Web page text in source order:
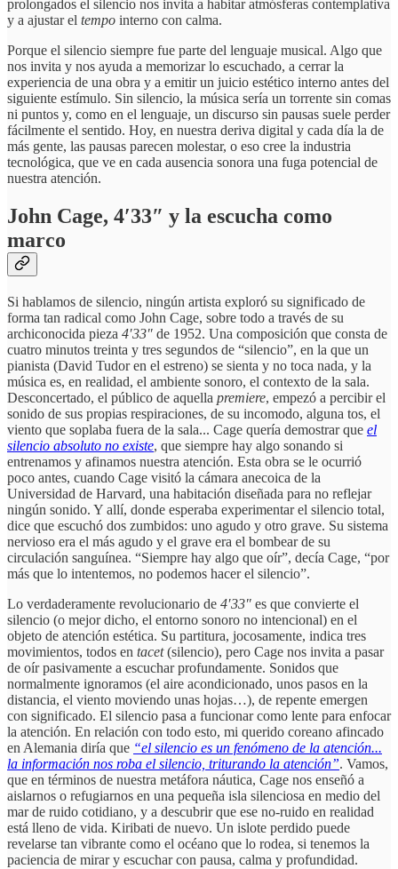
prolongados el silencio nos invita a habitar atmósferas contemplativa
y a ajustar el tempo interno con calma.
Porque el silencio siempre fue parte del lenguaje musical. Algo que
nos invita y nos ayuda a memorizar lo escuchado, a cerrar la
experiencia de una obra y a emitir un juicio estético interno antes del
siguiente estímulo. Sin silencio, la música sería un torrente sin comas
ni puntos y, como en el lenguaje, un discurso sin pausas suele perder
fácilmente el sentido. Hoy, en nuestra deriva digital y cada día la de
más gente, las pausas parecen molestar, o eso cree la industria
tecnológica, que ve en cada ausencia sonora una fuga potencial de
nuestra atención.
John Cage, 4′33″ y la escucha como
marco
Si hablamos de silencio, ningún artista exploró su significado de
forma tan radical como John Cage, sobre todo a través de su
archiconocida pieza 4′33″ de 1952. Una composición que consta de
cuatro minutos treinta y tres segundos de “silencio”, en la que un
pianista (David Tudor en el estreno) se sienta y no toca nada, y la
música es, en realidad, el ambiente sonoro, el contexto de la sala.
Desconcertado, el público de aquella premiere, empezó a percibir el
sonido de sus propias respiraciones, de su incomodo, alguna tos, el
viento que soplaba fuera de la sala... Cage quería demostrar que el
silencio absoluto no existe, que siempre hay algo sonando si
entrenamos y afinamos nuestra atención. Esta obra se le ocurrió
poco antes, cuando Cage visitó la cámara anecoica de la
Universidad de Harvard, una habitación diseñada para no reflejar
ningún sonido. Y allí, donde esperaba experimentar el silencio total,
dice que escuchó dos zumbidos: uno agudo y otro grave. Su sistema
nervioso era el más agudo y el grave era el bombear de su
circulación sanguínea. “Siempre hay algo que oír”, decía Cage, “por
más que lo intentemos, no podemos hacer el silencio”.
Lo verdaderamente revolucionario de 4′33″ es que convierte el
silencio (o mejor dicho, el entorno sonoro no intencional) en el
objeto de atención estética. Su partitura, jocosamente, indica tres
movimientos, todos en tacet(silencio), pero Cage nos invita a pasar
de oír pasivamente a escuchar profundamente. Sonidos que
normalmente ignoramos (el aire acondicionado, unos pasos en la
distancia, el viento moviendo unas hojas…), de repente emergen
con significado. El silencio pasa a funcionar como lente para enfocar
la atención. En relación con todo esto, mi querido coreano afincado
en Alemania diría que “el silencio es un fenómeno de la atención...
la información nos roba el silencio, triturando la atención”. Vamos,
que en términos de nuestra metáfora náutica, Cage nos enseñó a
aislarnos o refugiarnos en una pequeña isla silenciosa en medio del
mar de ruido cotidiano, y a descubrir que ese no-ruido en realidad
está lleno de vida. Kiribati de nuevo. Un islote perdido puede
revelarse tan vibrante como el océano que lo rodea, si tenemos la
paciencia de mirar y escuchar con pausa, calma y profundidad.